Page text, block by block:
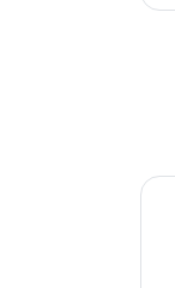
Lassen